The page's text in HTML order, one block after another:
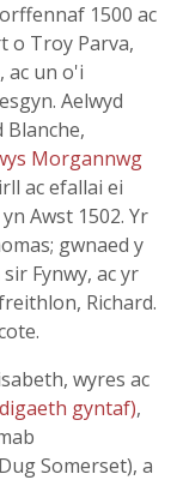
1500 ac
o Troy Parva,
, ac un o'i
Aelwyd
Blanche,
Morgannwg
ac efallai ei
Awst 1502. Yr
gwnaed y
Fynwy, ac yr
Richard.
wyres ac
gyntaf),
Somerset), a